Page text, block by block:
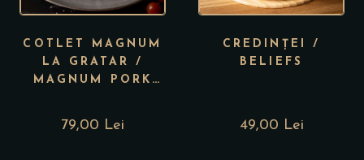
COTLET MAGNUM
LA GRATAR /
MAGNUM PORK
79,00 Lei
CREDINȚEI /
BELIEFS
49,00 Lei